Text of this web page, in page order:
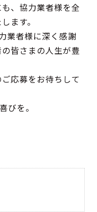
、協力業者様を全
ます。
業者様に深く感謝
皆さまの人生が豊
応募をお待ちして
を。